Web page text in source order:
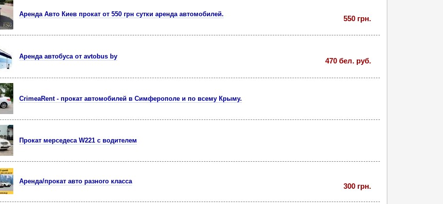
Аренда Авто Киев прокат от 550 грн сутки аренда автомобилей.
550 грн.
Аренда автобуса от avtobus by
470 бел. руб.
CrimeaRent - прокат автомобилей в Симферополе и по всему Крыму.
Прокат мерседеса W221 с водителем
Аренда/прокат авто разного класса
300 грн.